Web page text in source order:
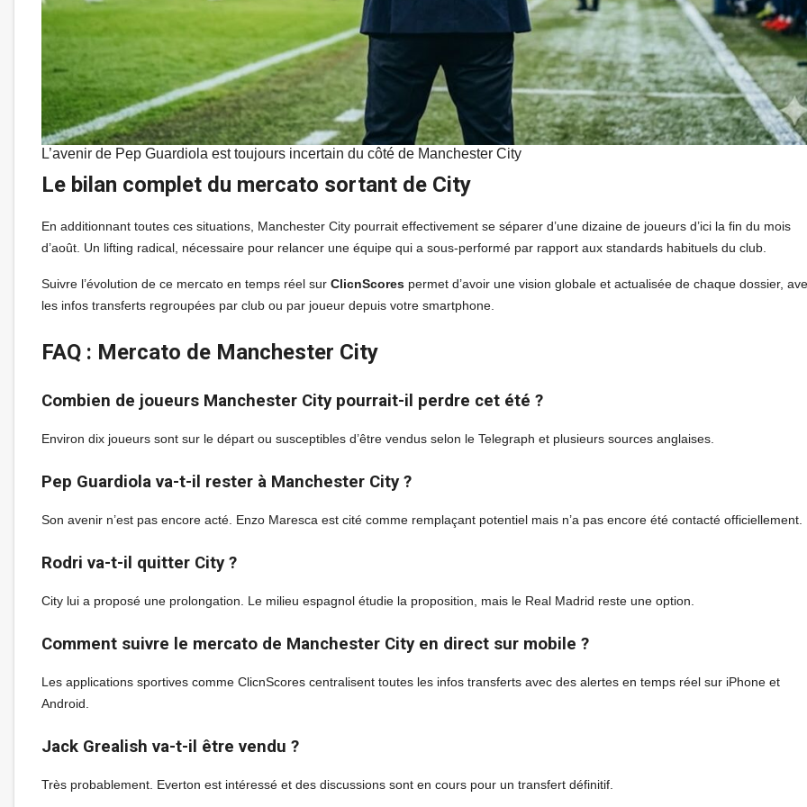
L’avenir de Pep Guardiola est toujours incertain du côté de Manchester City
Le bilan complet du mercato sortant de City
En additionnant toutes ces situations, Manchester City pourrait effectivement se séparer d’une dizaine de joueurs d’ici la fin du mois
d’août. Un lifting radical, nécessaire pour relancer une équipe qui a sous-performé par rapport aux standards habituels du club.
Suivre l’évolution de ce mercato en temps réel sur ClicnScores permet d’avoir une vision globale et actualisée de chaque dossier,
les infos transferts regroupées par club ou par joueur depuis votre smartphone.
FAQ : Mercato de Manchester City
Combien de joueurs Manchester City pourrait-il perdre cet été ?
Environ dix joueurs sont sur le départ ou susceptibles d’être vendus selon le Telegraph et plusieurs sources anglaises.
Pep Guardiola va-t-il rester à Manchester City ?
Son avenir n’est pas encore acté. Enzo Maresca est cité comme remplaçant potentiel mais n’a pas encore été contacté officiellement.
Rodri va-t-il quitter City ?
City lui a proposé une prolongation. Le milieu espagnol étudie la proposition, mais le Real Madrid reste une option.
Comment suivre le mercato de Manchester City en direct sur mobile ?
Les applications sportives comme ClicnScores centralisent toutes les infos transferts avec des alertes en temps réel sur iPhone et
Android.
Jack Grealish va-t-il être vendu ?
Très probablement. Everton est intéressé et des discussions sont en cours pour un transfert définitif.